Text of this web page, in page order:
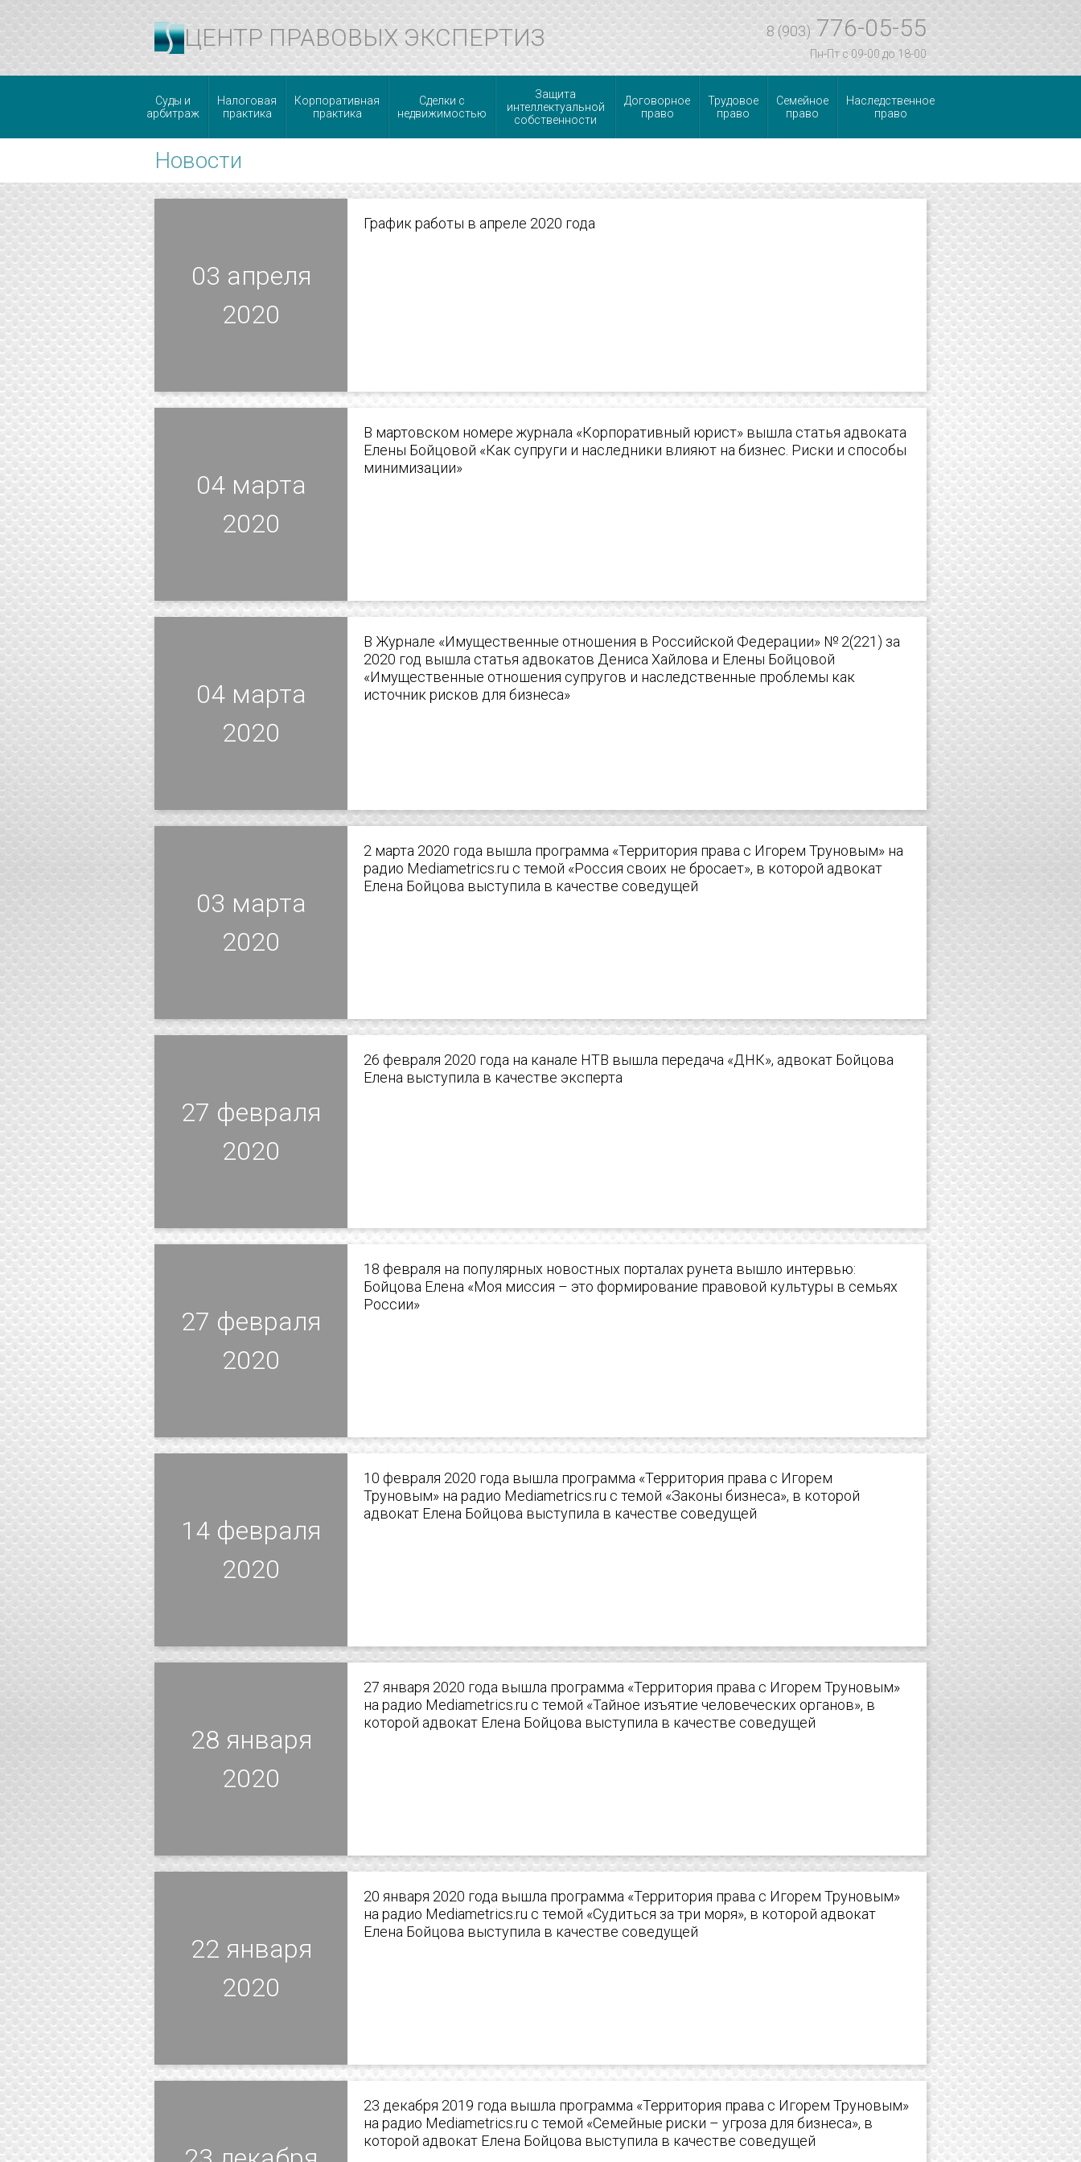
ЦЕНТР ПРАВОВЫХ ЭКСПЕРТИЗ 8 (903) 776-05-55
Пн-Пт с 09-00 до 18-00
Суды и
арбитраж
Налоговая
практика
Корпоративная
практика
Сделки с
недвижимостью
Защита
интеллектуальной
собственности
Договорное
право
Трудовое
право
Семейное
право
Наследственное
право
Новости
03 апреля
2020
График работы в апреле 2020 года
04 марта
2020
В мартовском номере журнала «Корпоративный юрист» вышла статья адвоката
Елены Бойцовой «Как супруги и наследники влияют на бизнес. Риски и способы
минимизации»
04 марта
2020
В Журнале «Имущественные отношения в Российской Федерации» № 2(221) за
2020 год вышла статья адвокатов Дениса Хайлова и Елены Бойцовой
«Имущественные отношения супругов и наследственные проблемы как
источник рисков для бизнеса»
03 марта
2020
2 марта 2020 года вышла программа «Территория права с Игорем Труновым» на
радио Mediametrics.ru с темой «Россия своих не бросает», в которой адвокат
Елена Бойцова выступила в качестве соведущей
27 февраля
2020
26 февраля 2020 года на канале НТВ вышла передача «ДНК», адвокат Бойцова
Елена выступила в качестве эксперта
27 февраля
2020
18 февраля на популярных новостных порталах рунета вышло интервью:
Бойцова Елена «Моя миссия – это формирование правовой культуры в семьях
России»
14 февраля
2020
10 февраля 2020 года вышла программа «Территория права с Игорем
Труновым» на радио Mediametrics.ru с темой «Законы бизнеса», в которой
адвокат Елена Бойцова выступила в качестве соведущей
28 января
2020
27 января 2020 года вышла программа «Территория права с Игорем Труновым»
на радио Mediametrics.ru с темой «Тайное изъятие человеческих органов», в
которой адвокат Елена Бойцова выступила в качестве соведущей
22 января
2020
20 января 2020 года вышла программа «Территория права с Игорем Труновым»
на радио Mediametrics.ru с темой «Судиться за три моря», в которой адвокат
Елена Бойцова выступила в качестве соведущей
23 декабря 2019 года вышла программа «Территория права с Игорем Труновым»
на радио Mediametrics.ru с темой «Семейные риски – угроза для бизнеса», в
которой адвокат Елена Бойцова выступила в качестве соведущей